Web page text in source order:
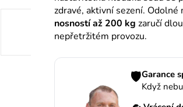
zdravé, aktivní sezení.
nosností až 200 kg zaručí
nepřetržitém provozu.
🛡️Garance
Když